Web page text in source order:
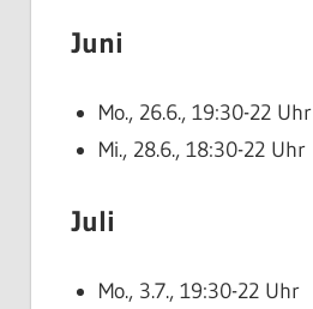
Juni
Mo., 26.6., 19:30-22 Uhr
Mi., 28.6., 18:30-22 Uhr
Juli
Mo., 3.7., 19:30-22 Uhr